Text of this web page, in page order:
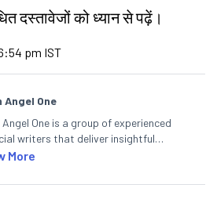
दस्तावेजों को ध्यान से पढ़ें।
pm IST
Angel One
Angel One is a group of experienced
writers that deliver insightful
on the stock market, IPO, economy,
More